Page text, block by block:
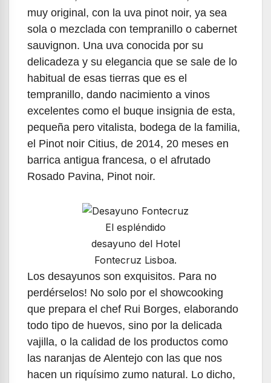
muy original, con la uva pinot noir, ya sea
sola o mezclada con tempranillo o cabernet
sauvignon. Una uva conocida por su
delicadeza y su elegancia que se sale de lo
habitual de esas tierras que es el
tempranillo, dando nacimiento a vinos
excelentes como el buque insignia de esta,
pequeña pero vitalista, bodega de la familia,
el Pinot noir Citius, de 2014, 20 meses en
barrica antigua francesa, o el afrutado
Rosado Pavina, Pinot noir.
El espléndido
desayuno del Hotel
Fontecruz Lisboa.
Los desayunos son exquisitos. Para no
perdérselos! No solo por el showcooking
que prepara el chef Rui Borges, elaborando
todo tipo de huevos, sino por la delicada
vajilla, o la calidad de los productos como
las naranjas de Alentejo con las que nos
hacen un riquísimo zumo natural. Lo dicho,